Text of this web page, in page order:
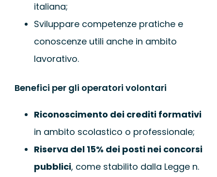
italiana;
Sviluppare competenze pratiche e
conoscenze utili anche in ambito
lavorativo.
Benefici per gli operatori volontari
Riconoscimento dei crediti formativi
in ambito scolastico o professionale;
Riserva del 15% dei posti nei concorsi
pubblici, come stabilito dalla Legge n.